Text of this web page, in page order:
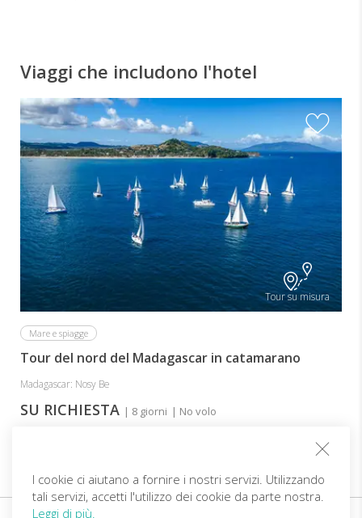
Viaggi che includono l'hotel
Tour su misura
Mare e spiagge
Tour del nord del Madagascar in catamarano
Madagascar: Nosy Be
SU RICHIESTA | 8 giorni | No volo
I cookie ci aiutano a fornire i nostri servizi. Utilizzando
tali servizi, accetti l'utilizzo dei cookie da parte nostra.
Leggi di più.